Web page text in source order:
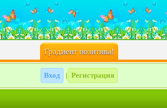
Градиент позитива!
Вход Регистрация